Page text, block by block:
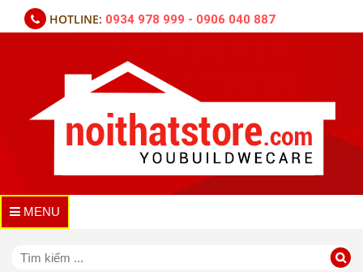
HOTLINE: 0934 978 999 - 0906 040 887
MENU